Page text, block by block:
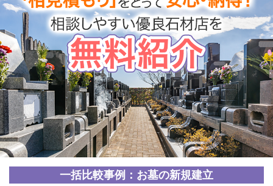
一括比較事例：お墓の新規建立